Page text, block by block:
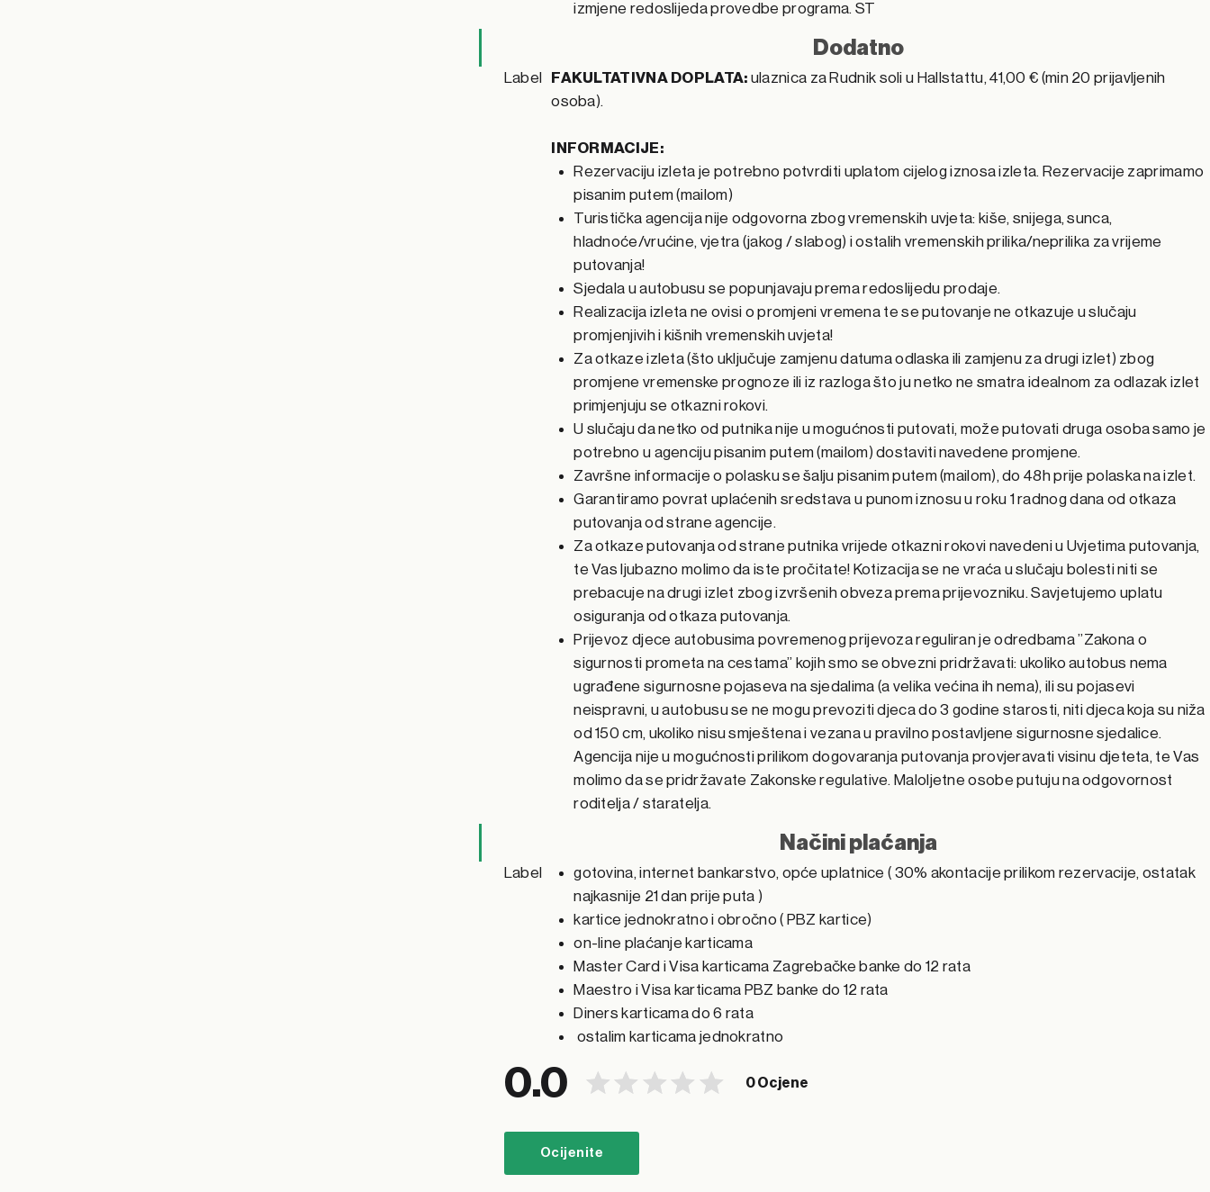
izmjene redoslijeda provedbe programa. ST
Dodatno
Label FAKULTATIVNA DOPLATA: ulaznica za Rudnik soli u Hallstattu, 41,00 € (min 20 prijavljenih
osoba).
INFORMACIJE:
Rezervaciju izleta je potrebno potvrditi uplatom cijelog iznosa izleta. Rezervacije zaprimamo
pisanim putem (mailom)
Turistička agencija nije odgovorna zbog vremenskih uvjeta: kiše, snijega, sunca,
hladnoće/vrućine, vjetra (jakog / slabog) i ostalih vremenskih prilika/neprilika za vrijeme
putovanja!
Sjedala u autobusu se popunjavaju prema redoslijedu prodaje.
Realizacija izleta ne ovisi o promjeni vremena te se putovanje ne otkazuje u slučaju
promjenjivih i kišnih vremenskih uvjeta!
Za otkaze izleta (što uključuje zamjenu datuma odlaska ili zamjenu za drugi izlet) zbog
promjene vremenske prognoze ili iz razloga što ju netko ne smatra idealnom za odlazak izlet
primjenjuju se otkazni rokovi.
U slučaju da netko od putnika nije u mogućnosti putovati, može putovati druga osoba samo je
potrebno u agenciju pisanim putem (mailom) dostaviti navedene promjene.
Završne informacije o polasku se šalju pisanim putem (mailom), do 48h prije polaska na izlet.
Garantiramo povrat uplaćenih sredstava u punom iznosu u roku 1 radnog dana od otkaza
putovanja od strane agencije.
Za otkaze putovanja od strane putnika vrijede otkazni rokovi navedeni u Uvjetima putovanja,
te Vas ljubazno molimo da iste pročitate! Kotizacija se ne vraća u slučaju bolesti niti se
prebacuje na drugi izlet zbog izvršenih obveza prema prijevozniku. Savjetujemo uplatu
osiguranja od otkaza putovanja.
Prijevoz djece autobusima povremenog prijevoza reguliran je odredbama ”Zakona o
sigurnosti prometa na cestama” kojih smo se obvezni pridržavati: ukoliko autobus nema
ugrađene sigurnosne pojaseva na sjedalima (a velika većina ih nema), ili su pojasevi
neispravni, u autobusu se ne mogu prevoziti djeca do 3 godine starosti, niti djeca koja su niža
od 150 cm, ukoliko nisu smještena i vezana u pravilno postavljene sigurnosne sjedalice.
Agencija nije u mogućnosti prilikom dogovaranja putovanja provjeravati visinu djeteta, te Vas
molimo da se pridržavate Zakonske regulative. Maloljetne osobe putuju na odgovornost
roditelja / staratelja.
Načini plaćanja
Label
gotovina, internet bankarstvo, opće uplatnice ( 30% akontacije prilikom rezervacije, ostatak
najkasnije 21 dan prije puta )
kartice jednokratno i obročno ( PBZ kartice)
on-line plaćanje karticama
Master Card i Visa karticama Zagrebačke banke do 12 rata
Maestro i Visa karticama PBZ banke do 12 rata
Diners karticama do 6 rata
ostalim karticama jednokratno
0.0 0 Ocjene
Ocijenite